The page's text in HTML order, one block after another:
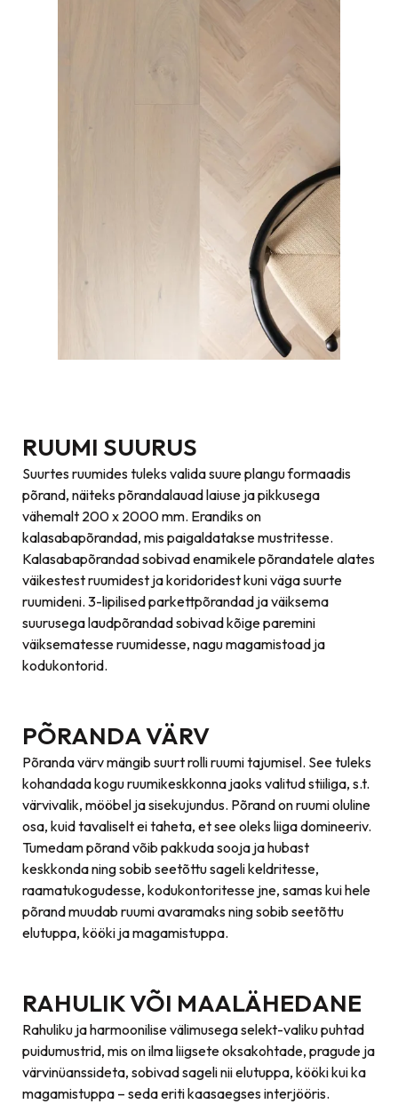
RUUMI SUURUS
Suurtes ruumides tuleks valida suure plangu formaadis
põrand, näiteks põrandalauad laiuse ja pikkusega
vähemalt 200 x 2000 mm. Erandiks on
kalasabapõrandad, mis paigaldatakse mustritesse.
Kalasabapõrandad sobivad enamikele põrandatele alates
väikestest ruumidest ja koridoridest kuni väga suurte
ruumideni. 3-lipilised parkettpõrandad ja väiksema
suurusega laudpõrandad sobivad kõige paremini
väiksematesse ruumidesse, nagu magamistoad ja
kodukontorid.
PÕRANDA VÄRV
Põranda värv mängib suurt rolli ruumi tajumisel. See tuleks
kohandada kogu ruumikeskkonna jaoks valitud stiiliga, s.t.
värvivalik, mööbel ja sisekujundus. Põrand on ruumi oluline
osa, kuid tavaliselt ei taheta, et see oleks liiga domineeriv.
Tumedam põrand võib pakkuda sooja ja hubast
keskkonda ning sobib seetõttu sageli keldritesse,
raamatukogudesse, kodukontoritesse jne, samas kui hele
põrand muudab ruumi avaramaks ning sobib seetõttu
elutuppa, kööki ja magamistuppa.
RAHULIK VÕI MAALÄHEDANE
Rahuliku ja harmoonilise välimusega selekt-valiku puhtad
puidumustrid, mis on ilma liigsete oksakohtade, pragude ja
värvinüanssideta, sobivad sageli nii elutuppa, kööki kui ka
magamistuppa – seda eriti kaasaegses interjööris.